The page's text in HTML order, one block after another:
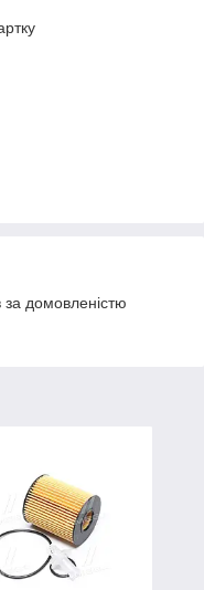
домовленістю